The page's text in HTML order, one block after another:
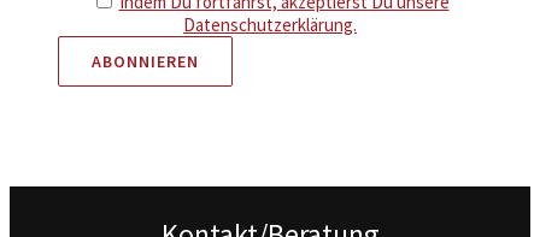
Datenschutzerklärung.